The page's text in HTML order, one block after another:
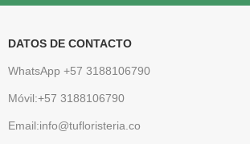
DATOS DE CONTACTO
WhatsApp +57 3188106790
Móvil:+57 3188106790
Email:info@tufloristeria.co